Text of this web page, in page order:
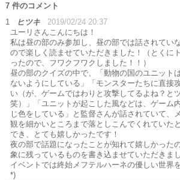
7 件のコメント
1
ヒツキ
2019/02/24 20:37
ユーリさんこんにちは！
私は昼の部のみ参加し、昼の部では話されてい
ので楽しく読ませていただきました！（とくに
ったので、フワクフワクしました！！）
昼の部のクイズの中で、「動物の国のユニット
ないようにしている」「モンスターたちに直接
い（が、ゲームではわりと攻撃してるよね？と
笑）」「ユニットが起こした風などは、ゲーム
じ色をしている」と監督さんが話されていて、
観を細かいところまで落としこんでくれていた
でき、とても嬉しかったです！
夜の部で話題になったことが知れて嬉しかった
象に残っているものを書き込ませていただきま
イベントでは終始メフテルハーネの優しい世界
*)